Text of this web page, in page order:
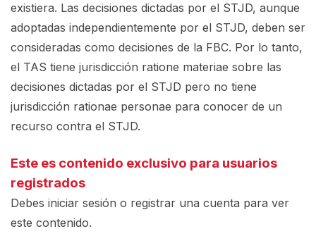
existiera. Las decisiones dictadas por el STJD, aunque
adoptadas independientemente por el STJD, deben ser
consideradas como decisiones de la FBC. Por lo tanto,
el TAS tiene jurisdicción ratione materiae sobre las
decisiones dictadas por el STJD pero no tiene
jurisdicción rationae personae para conocer de un
recurso contra el STJD.
Este es contenido exclusivo para usuarios
registrados
Debes iniciar sesión o registrar una cuenta para ver
este contenido.